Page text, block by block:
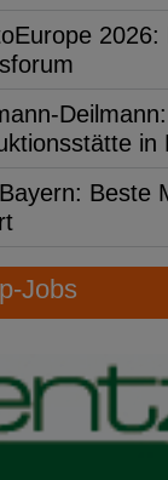
in
Beste
Jobs